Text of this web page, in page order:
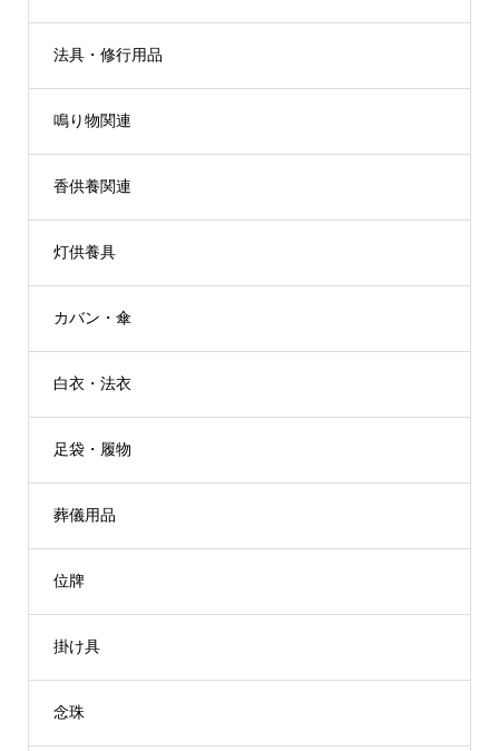
法具・修行用品
鳴り物関連
香供養関連
灯供養具
カバン・傘
白衣・法衣
足袋・履物
葬儀用品
位牌
掛け具
念珠